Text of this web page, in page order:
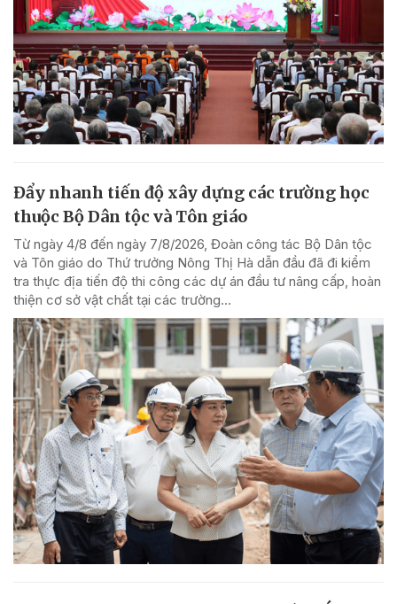
Đẩy nhanh tiến độ xây dựng các trường học
thuộc Bộ Dân tộc và Tôn giáo
Từ ngày 4/8 đến ngày 7/8/2026, Đoàn công tác Bộ Dân tộc
và Tôn giáo do Thứ trưởng Nông Thị Hà dẫn đầu đã đi kiểm
tra thực địa tiến độ thi công các dự án đầu tư nâng cấp, hoàn
thiện cơ sở vật chất tại các trường...